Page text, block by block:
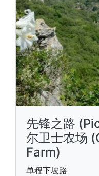
先锋之路
尔卫士农场
Farm)
单程下坡路